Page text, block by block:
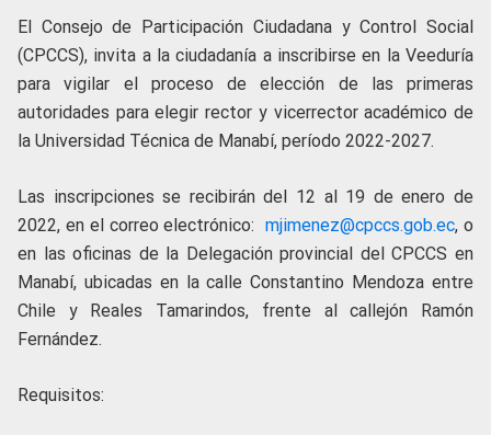
El Consejo de Participación Ciudadana y Control Social
(CPCCS), invita a la ciudadanía a inscribirse en la Veeduría
para vigilar el proceso de elección de las primeras
autoridades para elegir rector y vicerrector académico de
la Universidad Técnica de Manabí, período 2022-2027.
Las inscripciones se recibirán del 12 al 19 de enero de
2022, en el correo electrónico:mjimenez@cpccs.gob.ec, o
en las oficinas de la Delegación provincial del CPCCS en
Manabí, ubicadas en la calle Constantino Mendoza entre
Chile y Reales Tamarindos, frente al callejón Ramón
Fernández.
Requisitos: